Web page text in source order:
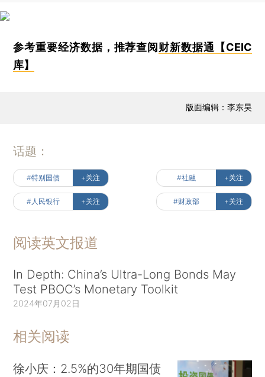
参考重要经济数据，推荐查阅财新数据通【CEIC
库】
版面编辑：李东昊
话题：
#特别国债 +关注 #社融 +关注
#人民银行 +关注 #财政部 +关注
阅读英文报道
In Depth: China’s Ultra-Long Bonds May
Test PBOC’s Monetary Toolkit
2024年07月02日
相关阅读
徐小庆：2.5%的30年期国债